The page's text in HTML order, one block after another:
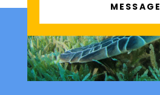
MESSAGE